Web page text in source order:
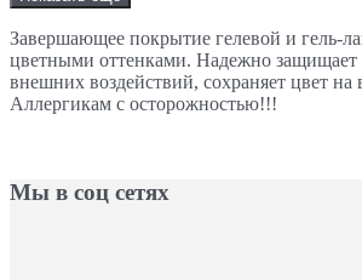
Завершающее покрытие гелевой и гель-
цветными оттенками. Надежно защищает
внешних воздействий, сохраняет цвет на
Аллергикам с осторожностью!!!
Мы в соц сетях